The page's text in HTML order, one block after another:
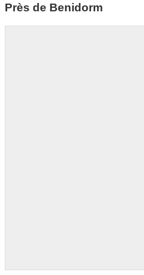
Près de Benidorm